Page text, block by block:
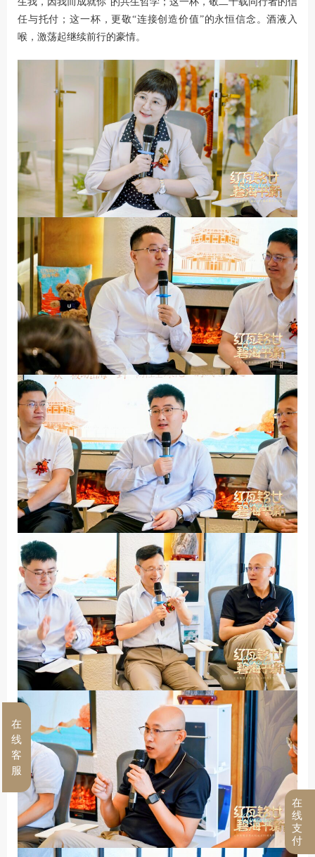
任与托付；这一杯，更敬“连接创造价值”的永恒信念。酒液入
喉，激荡起继续前行的豪情。
在
线
客
服
在
线
支
付